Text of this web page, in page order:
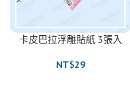
卡皮巴拉浮雕貼紙 3張入
NT$29